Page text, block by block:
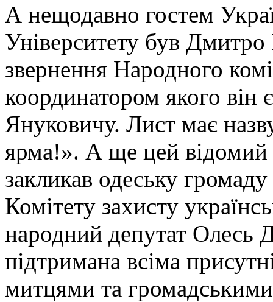
А нещодавно гостем
Університету був
звернення Народного
координатором якого він
Януковичу. Лист має
ярма!». А ще цей відомий
закликав одеську
Комітету захисту
народний депутат Олесь
підтримана всіма
митцями та